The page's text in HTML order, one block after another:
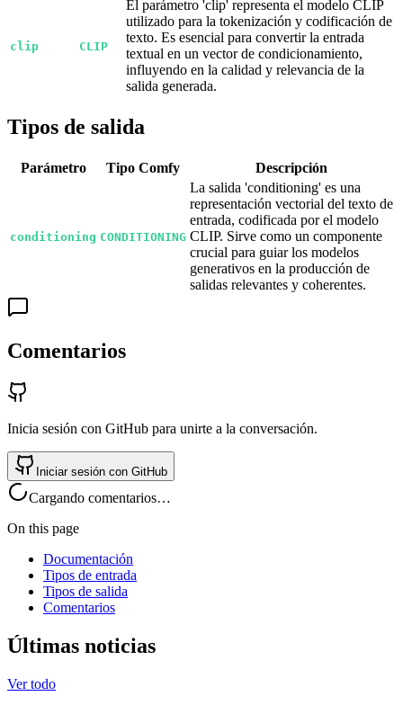
clip CLIP
El parámetro 'clip' representa el modelo CLIP
utilizado para la tokenización y codificación de
texto. Es esencial para convertir la entrada
textual en un vector de condicionamiento,
influyendo en la calidad y relevancia de la
salida generada.
Tipos de salida
Parámetro Tipo Comfy Descripción
conditioning CONDITIONING
La salida 'conditioning' es una
representación vectorial del texto de
entrada, codificada por el modelo
CLIP. Sirve como un componente
crucial para guiar los modelos
generativos en la producción de
salidas relevantes y coherentes.
Comentarios
Inicia sesión con GitHub para unirte a la conversación.
Iniciar sesión con GitHub
Cargando comentarios…
On this page
Documentación
Tipos de entrada
Tipos de salida
Comentarios
Últimas noticias
Ver todo